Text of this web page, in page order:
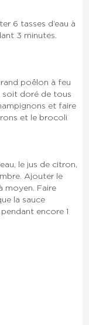
6 tasses d’eau à
3 minutes.
poêlon à feu
soit doré de tous
et faire
et le brocoli
le jus de citron,
Ajouter le
moyen. Faire
la sauce
encore 1